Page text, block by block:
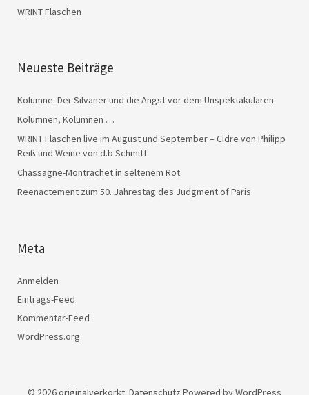
WRINT Flaschen
Neueste Beiträge
Kolumne: Der Silvaner und die Angst vor dem Unspektakulären
Kolumnen, Kolumnen …
WRINT Flaschen live im August und September – Cidre von Philipp
Reiß und Weine von d.b Schmitt
Chassagne-Montrachet in seltenem Rot
Reenactement zum 50. Jahrestag des Judgment of Paris
Meta
Anmelden
Eintrags-Feed
Kommentar-Feed
WordPress.org
© 2026originalverkorkt. Datenschutz Powered byWordPress